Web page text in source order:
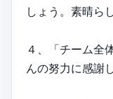
しょう。素晴ら
４、「チーム全
んの努力に感謝